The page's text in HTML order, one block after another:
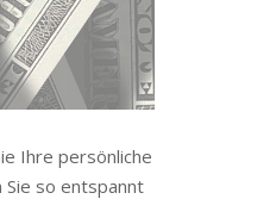
Ihre persönliche
so entspannt